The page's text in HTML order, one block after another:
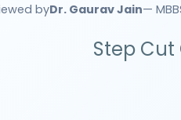
byDr. Gaurav Jain—
Step